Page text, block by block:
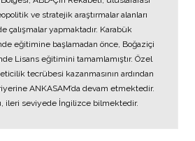
ve stratejik araştırmalar alanları
çalışmalar yapmaktadır. Karabük
eğitimine başlamadan önce, Boğaziçi
Lisans eğitimini tamamlamıştır. Özel
tecrübesi kazanmasının ardından
ANKASAM’da devam etmektedir.
ileri seviyede İngilizce bilmektedir.